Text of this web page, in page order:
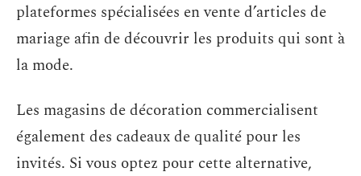
plateformes spécialisées en vente d’articles de
mariage afin de découvrir les produits qui sont à
la mode.
Les magasins de décoration commercialisent
également des cadeaux de qualité pour les
invités. Si vous optez pour cette alternative,